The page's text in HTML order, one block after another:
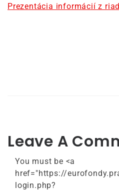
Prezentácia informácií z
Leave A
You must be <a
href="https://
login.php?